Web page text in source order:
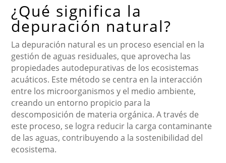
¿Qué significa la
depuración natural?
La depuración natural es un proceso esencial en la
gestión de aguas residuales, que aprovecha las
propiedades autodepurativas de los ecosistemas
acuáticos. Este método se centra en la interacción
entre los microorganismos y el medio ambiente,
creando un entorno propicio para la
descomposición de materia orgánica. A través de
este proceso, se logra reducir la carga contaminante
de las aguas, contribuyendo a la sostenibilidad del
ecosistema.